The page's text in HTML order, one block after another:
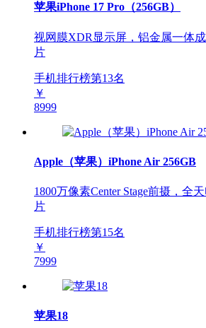
苹果iPhone 17 Pro（256GB）
视网膜XDR显示屏，铝金属一体
片
手机排行榜第13名
￥
8999
Apple（苹果）iPhone Air 256GB
1800万像素Center Stage前摄，全
片
手机排行榜第15名
￥
7999
苹果18